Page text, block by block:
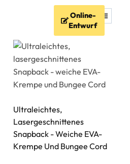
Online-
Entwurf
Ultraleichtes,
Lasergeschnittenes
Snapback - Weiche EVA-
Krempe Und Bungee Cord